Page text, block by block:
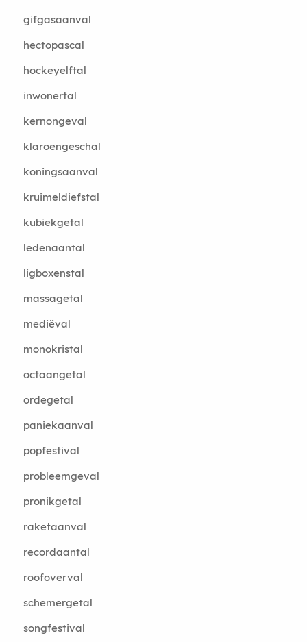
gifgasaanval
hectopascal
hockeyelftal
inwonertal
kernongeval
klaroengeschal
koningsaanval
kruimeldiefstal
kubiekgetal
ledenaantal
ligboxenstal
massagetal
mediëval
monokristal
octaangetal
ordegetal
paniekaanval
popfestival
probleemgeval
pronikgetal
raketaanval
recordaantal
roofoverval
schemergetal
songfestival